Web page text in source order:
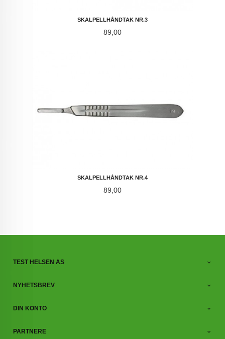
SKALPELLHÅNDTAK NR.3
Pris
89,00
SKALPELLHÅNDTAK NR.4
Pris
89,00
TEST HELSEN AS
NYHETSBREV
DIN KONTO
PARTNERE